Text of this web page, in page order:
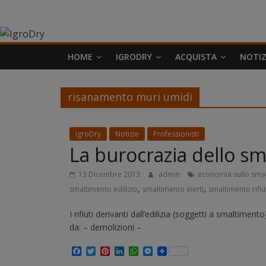
contenuto
per
muri
attualmente
commercio
HOME IGRODRY ACQUISTA
risanamento muri umidi
IgroDry Notizie Professionisti
La burocrazia dello
13 Dicembre 2013 admin economia sullo
smaltimento edilizio, smaltimento inerti, smaltimento
I rifiuti derivanti dall’edilizia (soggetti a
da: – demolizioni –
T P L W M